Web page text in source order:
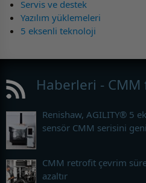
Servis ve destek
Yazılım yüklemeleri
5 eksenli teknoloji
Haberleri -
Renishaw, AGILITY® 5
sensör CMM serisini
CMM retrofit çevrim
azaltır